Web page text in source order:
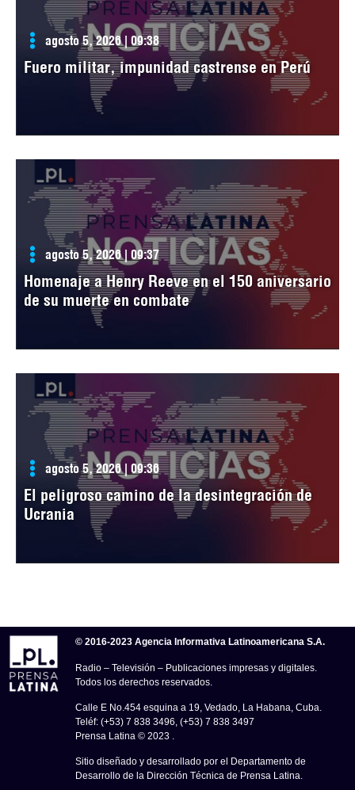
agosto 5, 2026 | 09:38
Fuero militar, impunidad castrense en Perú
agosto 5, 2026 | 09:37
Homenaje a Henry Reeve en el 150 aniversario
de su muerte en combate
agosto 5, 2026 | 09:36
El peligroso camino de la desintegración de
Ucrania
© 2016-2023 Agencia Informativa Latinoamericana S.A.
Radio – Televisión – Publicaciones impresas y digitales.
Todos los derechos reservados.
Calle E No.454 esquina a 19, Vedado, La Habana, Cuba.
Teléf: (+53) 7 838 3496, (+53) 7 838 3497
Prensa Latina © 2023 .
Sitio diseñado y desarrollado por el Departamento de
Desarrollo de la Dirección Técnica de Prensa Latina.